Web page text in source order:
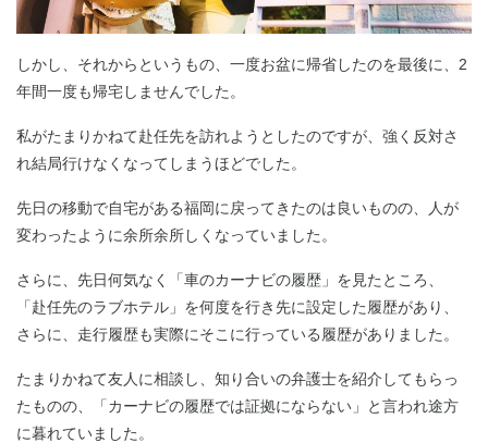
しかし、それからというもの、一度お盆に帰省したのを最後に、2
年間一度も帰宅しませんでした。
私がたまりかねて赴任先を訪れようとしたのですが、強く反対さ
れ結局行けなくなってしまうほどでした。
先日の移動で自宅がある福岡に戻ってきたのは良いものの、人が
変わったように余所余所しくなっていました。
さらに、先日何気なく「車のカーナビの履歴」を見たところ、
「赴任先のラブホテル」を何度を行き先に設定した履歴があり、
さらに、走行履歴も実際にそこに行っている履歴がありました。
たまりかねて友人に相談し、知り合いの弁護士を紹介してもらっ
たものの、「カーナビの履歴では証拠にならない」と言われ途方
に暮れていました。